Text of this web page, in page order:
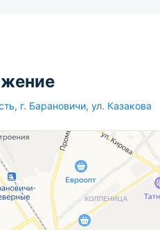
, г. Барановичи, ул. Казакова